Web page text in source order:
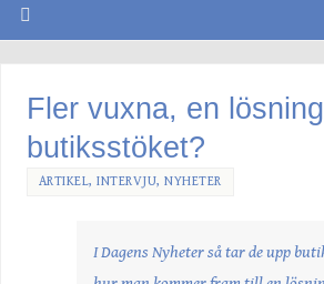
Fler vuxna, en lösning
butiksstöket?
ARTIKEL,INTERVJU,NYHETER
I Dagens Nyheter så tar de upp